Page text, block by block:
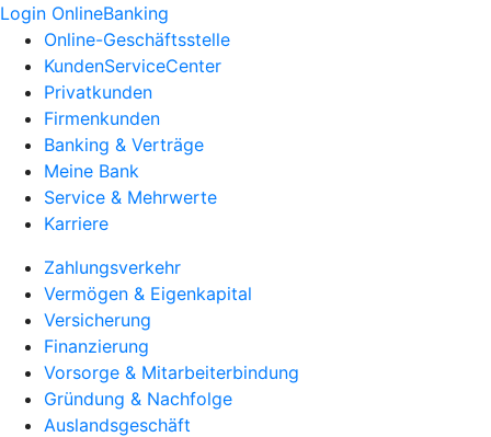
Login OnlineBanking
Online-Geschäftsstelle
KundenServiceCenter
Privatkunden
Firmenkunden
Banking & Verträge
Meine Bank
Service & Mehrwerte
Karriere
Zahlungsverkehr
Vermögen & Eigenkapital
Versicherung
Finanzierung
Vorsorge & Mitarbeiterbindung
Gründung & Nachfolge
Auslandsgeschäft